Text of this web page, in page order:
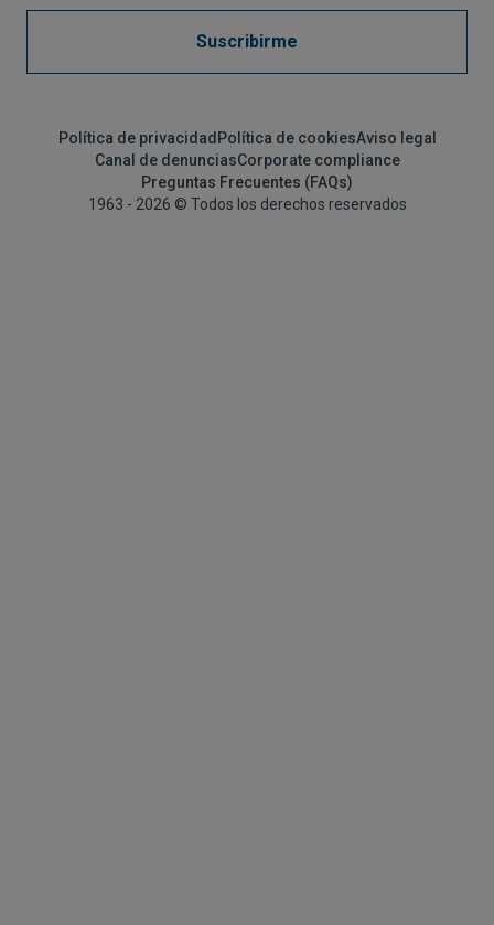
Suscribirme
Política de privacidad Política de cookiesAviso legal
Canal de denunciasCorporate compliance
Preguntas Frecuentes (FAQs)
1963 - 2026 © Todos los derechos reservados